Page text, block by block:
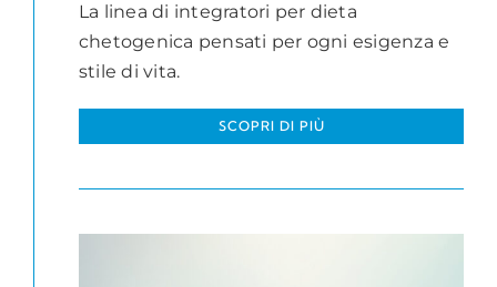
La linea di integratori per dieta
chetogenica pensati per ogni esigenza e
stile di vita.
SCOPRI DI PIÙ